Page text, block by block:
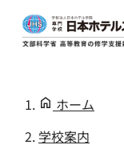
ホーム
学校案内